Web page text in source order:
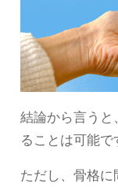
結論から言う
ることは可能で
ただし、骨格